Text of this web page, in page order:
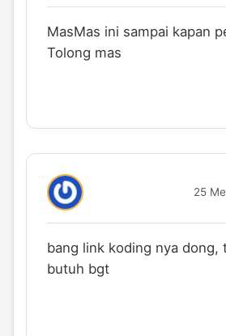
MasMas ini sampai kapan
Tolong mas
25
bang link koding nya dong,
butuh bgt